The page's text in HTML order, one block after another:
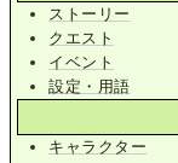
ストーリー
クエスト
イベント
設定・用語
キャラクター